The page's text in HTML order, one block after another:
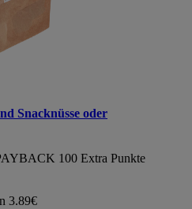
Snacknüsse oder
100 Extra Punkte
3.89€